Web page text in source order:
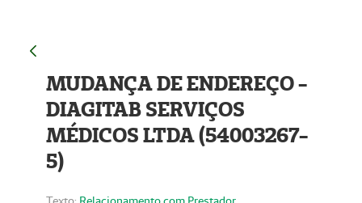
MUDANÇA DE ENDEREÇO -
DIAGITAB SERVIÇOS
MÉDICOS LTDA (54003267-
5)